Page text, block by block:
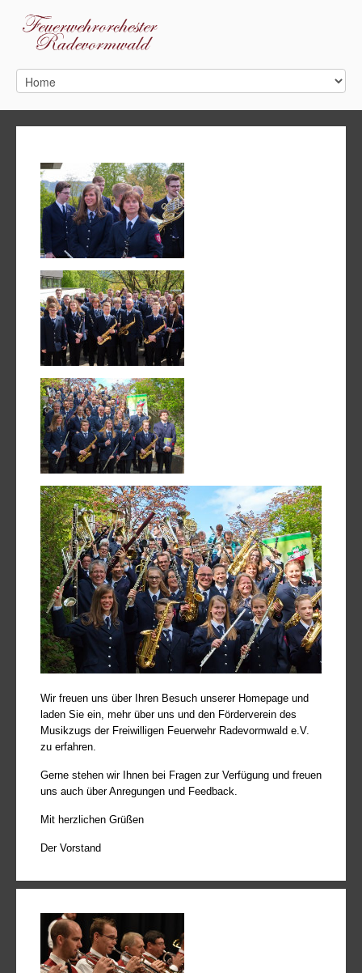
Wir freuen uns über Ihren Besuch unserer Homepage und
laden Sie ein, mehr über uns und den Förderverein des
Musikzugs der Freiwilligen Feuerwehr Radevormwald e.V.
zu erfahren.
Gerne stehen wir Ihnen bei Fragen zur Verfügung und freuen
uns auch über Anregungen und Feedback.
Mit herzlichen Grüßen
Der Vorstand